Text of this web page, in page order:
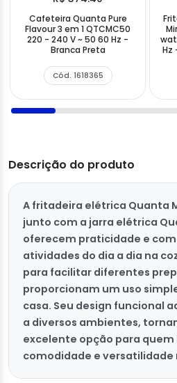
Cafeteira Quanta Pure
Flavour 3 em 1 QTCMC50
220 - 240 V ~ 50 60 Hz -
Branca Preta
Cód. 1618365
Hz
Descrição do produto
A fritadeira elétrica Quanta
junto com a jarra elétrica
oferecem praticidade e
atividades do dia a dia na
para facilitar diferentes
proporcionam um uso
casa. Seu design funcional
a diversos ambientes,
excelente opção para quem
comodidade e versatilidade